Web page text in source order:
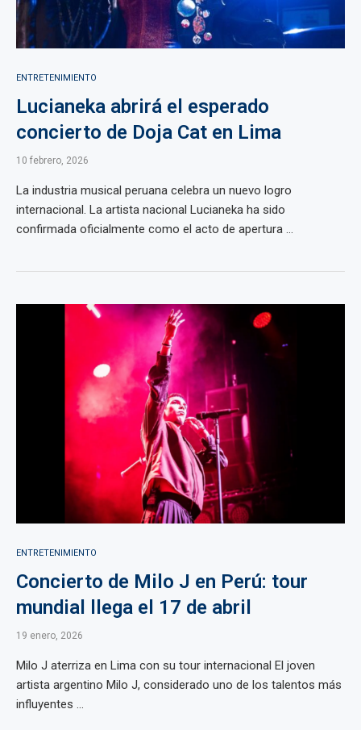
ENTRETENIMIENTO
Lucianeka abrirá el esperado
concierto de Doja Cat en Lima
10 febrero, 2026
La industria musical peruana celebra un nuevo logro
internacional. La artista nacional Lucianeka ha sido
confirmada oficialmente como el acto de apertura ...
ENTRETENIMIENTO
Concierto de Milo J en Perú: tour
mundial llega el 17 de abril
19 enero, 2026
Milo J aterriza en Lima con su tour internacional El joven
artista argentino Milo J, considerado uno de los talentos más
influyentes ...